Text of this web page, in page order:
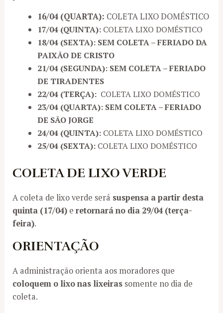
16/04 (QUARTA): COLETA LIXO DOMÉSTICO
17/04 (QUINTA):COLETA LIXO DOMÉSTICO
18/04 (SEXTA): SEM COLETA – FERIADO DA
PAIXÃO DE CRISTO
21/04 (SEGUNDA): SEM COLETA – FERIADO
DE TIRADENTES
22/04 (TERÇA):COLETA LIXO DOMÉSTICO
23/04 (QUARTA): SEM COLETA – FERIADO
DE SÃO JORGE
24/04 (QUINTA):COLETA LIXO DOMÉSTICO
25/04 (SEXTA):COLETA LIXO DOMÉSTICO
COLETA DE LIXO VERDE
A coleta de lixo verde será suspensa a partir desta
quinta (17/04) eretornará no dia 29/04 (terça-
feira).
ORIENTAÇÃO
A administração orienta aos moradores que
coloquem o lixo nas lixeiras somente no dia de
coleta.